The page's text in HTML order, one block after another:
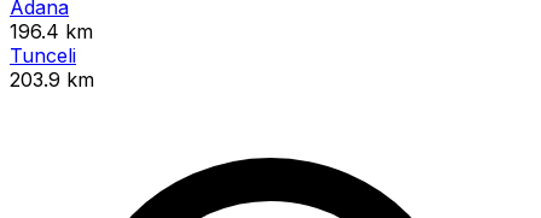
Adana
196.4 km
Tunceli
203.9 km